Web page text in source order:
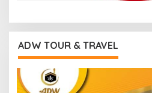
ADW TOUR & TRAVEL